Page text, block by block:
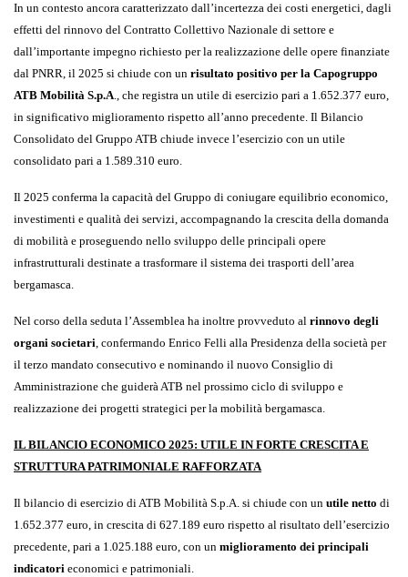
In un contesto ancora caratterizzato dall’incertezza dei costi energetici, dagli
effetti del rinnovo del Contratto Collettivo Nazionale di settore e
dall’importante impegno richiesto per la realizzazione delle opere finanziate
dal PNRR, il 2025 si chiude con un risultato positivo per la Capogruppo
ATB Mobilità S.p.A., che registra un utile di esercizio pari a 1.652.377 euro,
in significativo miglioramento rispetto all’anno precedente. Il Bilancio
Consolidato del Gruppo ATB chiude invece l’esercizio con un utile
consolidato pari a 1.589.310 euro.
Il 2025 conferma la capacità del Gruppo di coniugare equilibrio economico,
investimenti e qualità dei servizi, accompagnando la crescita della domanda
di mobilità e proseguendo nello sviluppo delle principali opere
infrastrutturali destinate a trasformare il sistema dei trasporti dell’area
bergamasca.
Nel corso della seduta l’Assemblea ha inoltre provveduto al rinnovo degli
organi societari, confermando Enrico Felli alla Presidenza della società per
il terzo mandato consecutivo e nominando il nuovo Consiglio di
Amministrazione che guiderà ATB nel prossimo ciclo di sviluppo e
realizzazione dei progetti strategici per la mobilità bergamasca.
IL BILANCIO ECONOMICO 2025: UTILE IN FORTE CRESCITA E
STRUTTURA PATRIMONIALE RAFFORZATA
Il bilancio di esercizio di ATB Mobilità S.p.A. si chiude con un utile netto di
1.652.377 euro, in crescita di 627.189 euro rispetto al risultato dell’esercizio
precedente, pari a 1.025.188 euro, con un miglioramento dei principali
indicatori economici e patrimoniali.